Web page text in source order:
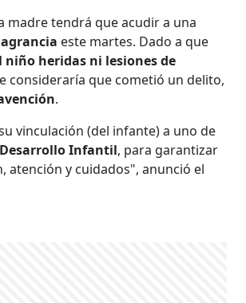
madre tendrá que acudir a una
este martes. Dado a que
heridas ni lesiones de
consideraría que cometió un delito,
.
vinculación (del infante) a uno de
Infantil, para garantizar
atención y cuidados", anunció el